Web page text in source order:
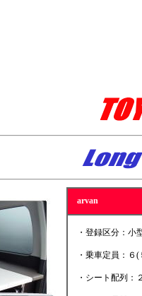
arvan
・登録区分：小
・乗車定員：６(
・シート配列：